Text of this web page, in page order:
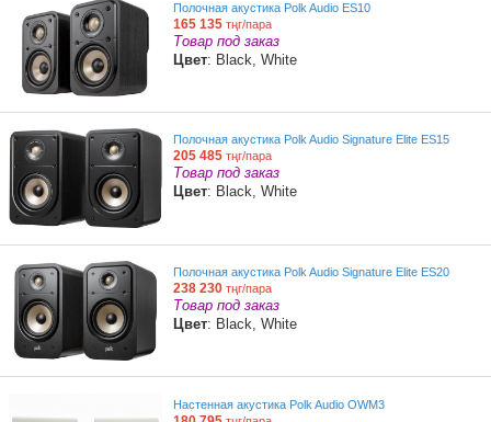
Полочная акустика Polk Audio ES10
165 135 тңг/пара
Товар под заказ
Цвет: Black, White
Полочная акустика Polk Audio Signature Elite ES15
205 485 тңг/пара
Товар под заказ
Цвет: Black, White
Полочная акустика Polk Audio Signature Elite ES20
238 230 тңг/пара
Товар под заказ
Цвет: Black, White
Настенная акустика Polk Audio OWM3